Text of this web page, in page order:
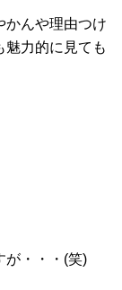
かんや理由つけ
魅力的に見ても
が・・・(笑)